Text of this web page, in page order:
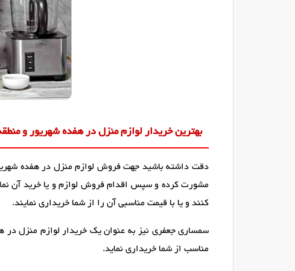
بهترین خریدار لوازم منزل در هفده شهریور و
دقت داشته باشید جهت فروش لوازم منزل در هفده
مشورت کرده و سپس اقدام فروش لوازم و یا خرید آن
کنند و یا با قیمت مناسبی آن را از شما خریداری نمایند.
سمساری جعفری نیز به عنوان یک خریدار لوازم منزل در
مناسب از شما خریداری نماید.